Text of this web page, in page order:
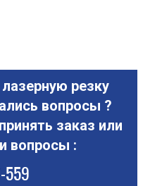
резку
вопросы ?
заказ или
вопросы :
559